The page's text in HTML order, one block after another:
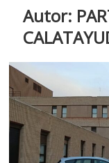
Autor: